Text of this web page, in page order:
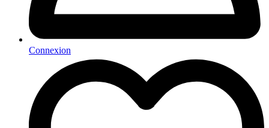
Connexion